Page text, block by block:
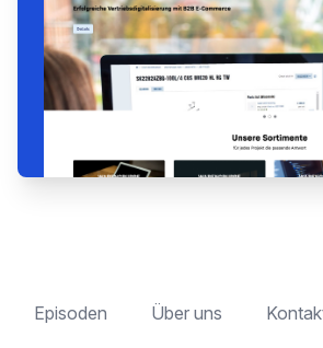
Episoden Über uns